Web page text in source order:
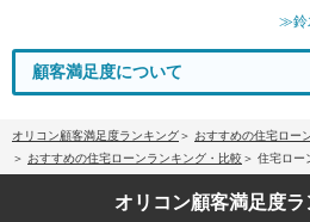
≫鈴
顧客満足度について
オリコン顧客満足度ランキング
おすすめの住宅ロー
おすすめの住宅ローンランキング・比較
住宅ロー
オリコン顧客満足度ラ